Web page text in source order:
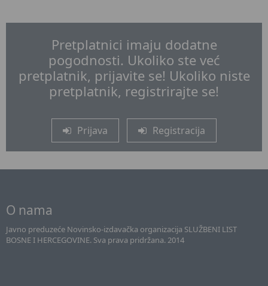
Pretplatnici imaju dodatne
pogodnosti. Ukoliko ste već
pretplatnik, prijavite se! Ukoliko niste
pretplatnik, registrirajte se!
Prijava Registracija
O nama
Javno preduzeće Novinsko-izdavačka organizacija SLUŽBENI LIST
BOSNE I HERCEGOVINE. Sva prava pridržana. 2014